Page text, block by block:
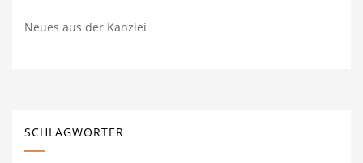
Neues aus der Kanzlei
SCHLAGWÖRTER